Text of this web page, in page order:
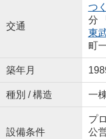
交通
つ
分
東
町
築年月
種別 / 構造 一
設備条件
プ
公